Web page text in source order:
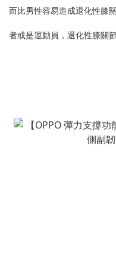
而比男性容易造成退化性膝
者或是運動員，退化性膝關